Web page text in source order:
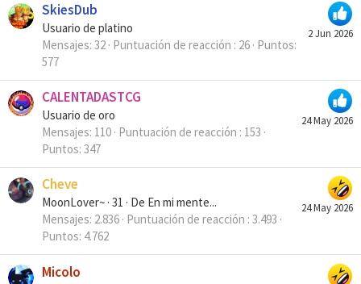
2 Jun 2026
SkiesDub
Usuario de platino
Mensajes 32 Puntuación de reacción 26 Puntos
577
24 May 2026
CALENTADASTCG
Usuario de oro
Mensajes 110 Puntuación de reacción 153
Puntos 347
24 May 2026
Cheve
MoonLover~ · 31 · De En mi mente...
Mensajes 2.836 Puntuación de reacción 3.493
Puntos 4.762
Micolo